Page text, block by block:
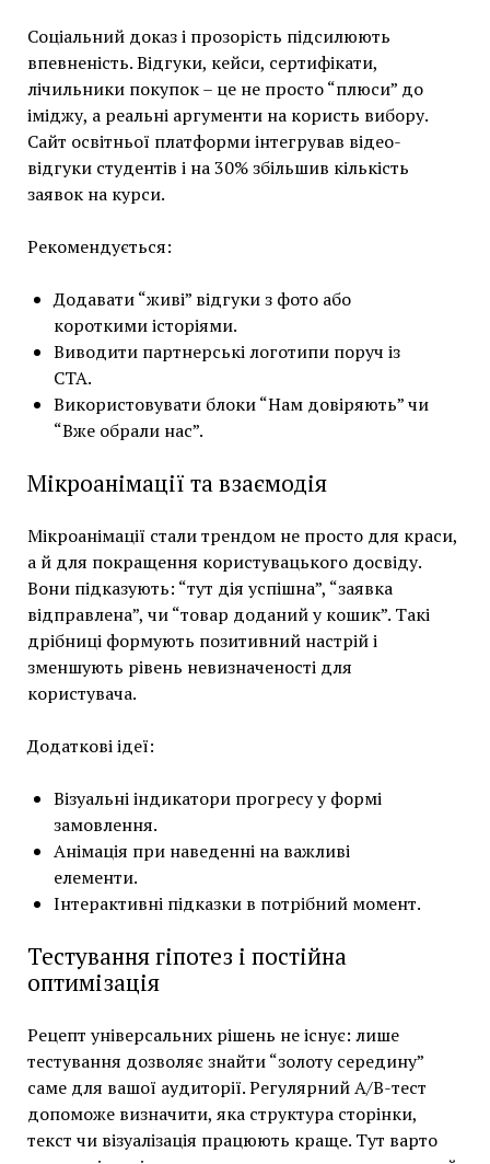
Соціальний доказ і прозорість підсилюють
впевненість. Відгуки, кейси, сертифікати,
лічильники покупок – це не просто “плюси” до
іміджу, а реальні аргументи на користь вибору.
Сайт освітньої платформи інтегрував відео-
відгуки студентів і на 30% збільшив кількість
заявок на курси.
Рекомендується:
Додавати “живі” відгуки з фото або
короткими історіями.
Виводити партнерські логотипи поруч із
CTA.
Використовувати блоки “Нам довіряють” чи
“Вже обрали нас”.
Мікроанімації та взаємодія
Мікроанімації стали трендом не просто для краси,
а й для покращення користувацького досвіду.
Вони підказують: “тут дія успішна”, “заявка
відправлена”, чи “товар доданий у кошик”. Такі
дрібниці формують позитивний настрій і
зменшують рівень невизначеності для
користувача.
Додаткові ідеї:
Візуальні індикатори прогресу у формі
замовлення.
Анімація при наведенні на важливі
елементи.
Інтерактивні підказки в потрібний момент.
Тестування гіпотез і постійна
оптимізація
Рецепт універсальних рішень не існує: лише
тестування дозволяє знайти “золоту середину”
саме для вашої аудиторії. Регулярний A/B-тест
допоможе визначити, яка структура сторінки,
текст чи візуалізація працюють краще. Тут варто